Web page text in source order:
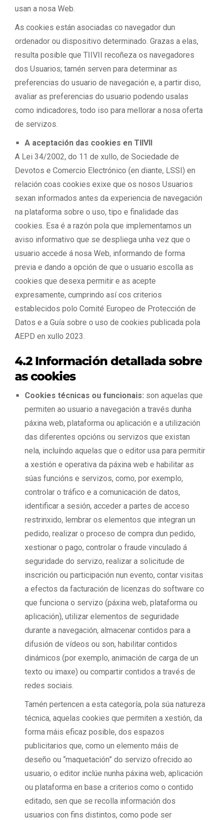
usan a nosa Web.
As cookies están asociadas co navegador dun
ordenador ou dispositivo determinado. Grazas a elas,
resulta posible que TIIVII recoñeza os navegadores
dos Usuarios; tamén serven para determinar as
preferencias do usuario de navegación e, a partir diso,
avaliar as preferencias do usuario podendo usalas
como indicadores, todo iso para mellorar a nosa oferta
de servizos.
A aceptación das cookies en TIIVII
A Lei 34/2002, do 11 de xullo, de Sociedade de
Devotos e Comercio Electrónico (en diante, LSSI) en
relación coas cookies exixe que os nosos Usuarios
sexan informados antes da experiencia de navegación
na plataforma sobre o uso, tipo e finalidade das
cookies. Esa é a razón pola que implementamos un
aviso informativo que se despliega unha vez que o
usuario accede á nosa Web, informando de forma
previa e dando a opción de que o usuario escolla as
cookies que desexa permitir e as acepte
expresamente, cumprindo así cos criterios
establecidos polo Comité Europeo de Protección de
Datos e a Guía sobre o uso de cookies publicada pola
AEPD en xullo 2023.
4.2 Información detallada sobre
as cookies
Cookies técnicas ou funcionais: son aquelas que
permiten ao usuario a navegación a través dunha
páxina web, plataforma ou aplicación e a utilización
das diferentes opcións ou servizos que existan
nela, incluíndo aquelas que o editor usa para permitir
a xestión e operativa da páxina web e habilitar as
súas funcións e servizos, como, por exemplo,
controlar o tráfico e a comunicación de datos,
identificar a sesión, acceder a partes de acceso
restrinxido, lembrar os elementos que integran un
pedido, realizar o proceso de compra dun pedido,
xestionar o pago, controlar o fraude vinculado á
seguridade do servizo, realizar a solicitude de
inscrición ou participación nun evento, contar visitas
a efectos da facturación de licenzas do software co
que funciona o servizo (páxina web, plataforma ou
aplicación), utilizar elementos de seguridade
durante a navegación, almacenar contidos para a
difusión de vídeos ou son, habilitar contidos
dinámicos (por exemplo, animación de carga de un
texto ou imaxe) ou compartir contidos a través de
redes sociais.
Tamén pertencen a esta categoría, pola súa natureza
técnica, aquelas cookies que permiten a xestión, da
forma máis eficaz posible, dos espazos
publicitarios que, como un elemento máis de
deseño ou “maquetación” do servizo ofrecido ao
usuario, o editor inclúe nunha páxina web, aplicación
ou plataforma en base a criterios como o contido
editado, sen que se recolla información dos
usuarios con fins distintos, como pode ser